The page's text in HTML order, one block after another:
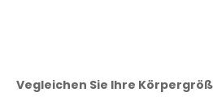
Vegleichen Sie Ihre